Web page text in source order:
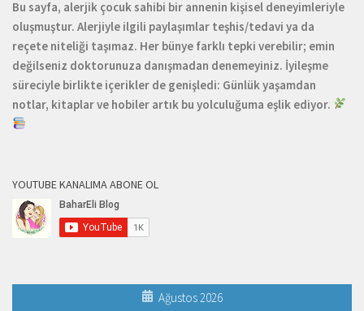
Bu sayfa, alerjik çocuk sahibi bir annenin kişisel deneyimleriyle
oluşmuştur. Alerjiyle ilgili paylaşımlar teşhis/tedavi ya da
reçete niteliği taşımaz. Her bünye farklı tepki verebilir; emin
değilseniz doktorunuza danışmadan denemeyiniz. İyileşme
süreciyle birlikte içerikler de genişledi: Günlük yaşamdan
notlar, kitaplar ve hobiler artık bu yolculuğuma eşlik ediyor.
YOUTUBE KANALIMA ABONE OL
Ağustos 2026